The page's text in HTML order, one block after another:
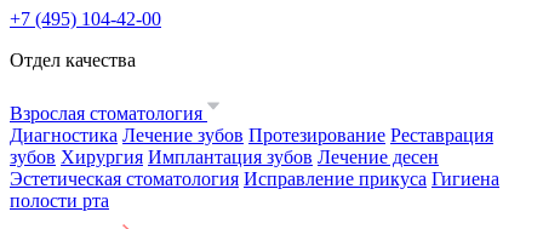
+7 (495) 104-42-00
Отдел качества
Взрослая стоматология
Диагностика Лечение зубов Протезирование Реставрация
зубов Хирургия Имплантация зубов Лечение десен
Эстетическая стоматология Исправление прикуса Гигиена
полости рта